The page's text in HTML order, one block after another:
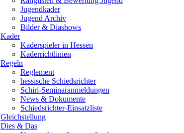
Jugendkader
Jugend Archiv
Bilder & Diashows
Kader
Kaderspieler in Hessen
Kaderrichtlinien
Regeln
Reglement
hessische Schiedsrichter
Schiri-Seminaranmeldungen
News & Dokumente
Schiedsrichter-Einsatzliste
Gleichstellung
Dies & Das